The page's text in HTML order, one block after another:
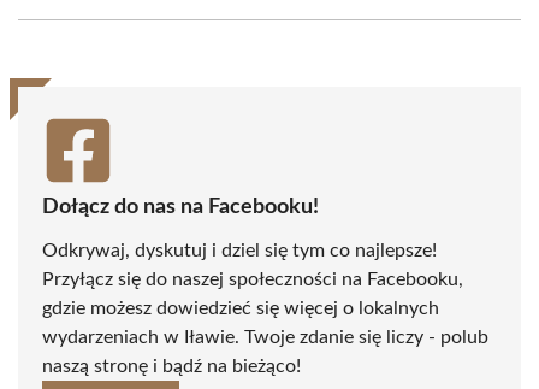
(Twitter)
Dołącz do nas na Facebooku!
Odkrywaj, dyskutuj i dziel się tym co najlepsze!
Przyłącz się do naszej społeczności na Facebooku,
gdzie możesz dowiedzieć się więcej o lokalnych
wydarzeniach w Iławie. Twoje zdanie się liczy - polub
naszą stronę i bądź na bieżąco!